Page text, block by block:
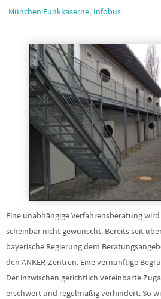
München Funkkaserne, Infobus
Eine unabhängige Verfahrensberatung
scheinbar nicht gewünscht. Bereits seit
bayerische Regierung dem
den ANKER-Zentren. Eine vernünftige
Der inzwischen gerichtlich vereinbarte
erschwert und regelmäßig verhindert. So